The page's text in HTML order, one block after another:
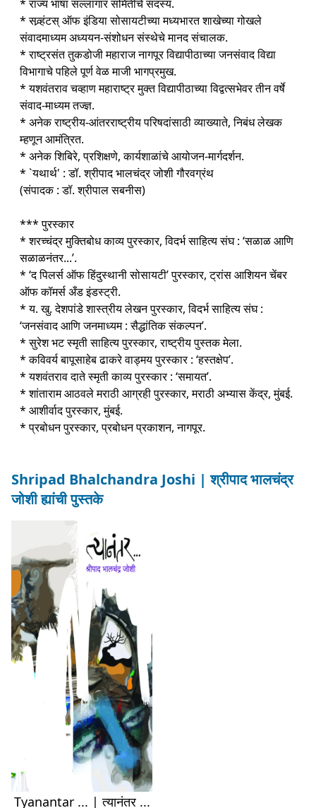
* राज्य भाषा सल्लागार समितीचे सदस्य.
* सव्र्हंटस् ऑफ इंडिया सोसायटीच्या मध्यभारत शाखेच्या गोखले
संवादमाध्यम अध्ययन-संशोधन संस्थेचे मानद संचालक.
* राष्ट्रसंत तुकडोजी महाराज नागपूर विद्यापीठाच्या जनसंवाद विद्या
विभागाचे पहिले पूर्ण वेळ माजी भागप्रमुख.
* यशवंतराव चव्हाण महाराष्ट्र मुक्त विद्यापीठाच्या विद्वत्सभेवर तीन वर्षे
संवाद-माध्यम तज्ज्ञ.
* अनेक राष्ट्रीय-आंतरराष्ट्रीय परिषदांसाठी व्याख्याते, निबंध लेखक
म्हणून आमंत्रित.
* अनेक शिबिरे, प्रशिक्षणे, कार्यशाळांचे आयोजन-मार्गदर्शन.
* `यथार्थ' : डॉ. श्रीपाद भालचंद्र जोशी गौरवग्रंथ
(संपादक : डॉ. श्रीपाल सबनीस)
*** पुरस्कार
* शरच्चंद्र मुक्तिबोध काव्य पुरस्कार, विदर्भ साहित्य संघ : ‘सळाळ आणि
सळाळनंतर...’.
* ‘द पिलर्स ऑफ हिंदुस्थानी सोसायटी’ पुरस्कार, ट्रांस आशियन चेंबर
ऑफ कॉमर्स अँड इंडस्ट्री.
* य. खु. देशपांडे शास्त्रीय लेखन पुरस्कार, विदर्भ साहित्य संघ :
‘जनसंवाद आणि जनमाध्यम : सैद्धांतिक संकल्पन’.
* सुरेश भट स्मृती साहित्य पुरस्कार, राष्ट्रीय पुस्तक मेला.
* कविवर्य बापूसाहेब ढाकरे वाड्मय पुरस्कार : ‘हस्तक्षेप’.
* यशवंतराव दाते स्मृती काव्य पुरस्कार : ‘समायत’.
* शांताराम आठवले मराठी आग्रही पुरस्कार, मराठी अभ्यास केंद्र, मुंबई.
* आशीर्वाद पुरस्कार, मुंबई.
* प्रबोधन पुरस्कार, प्रबोधन प्रकाशन, नागपूर.
Shripad Bhalchandra Joshi | श्रीपाद भालचंद्र
जोशी ह्यांची पुस्तके
Tyanantar ... | त्यानंतर ...